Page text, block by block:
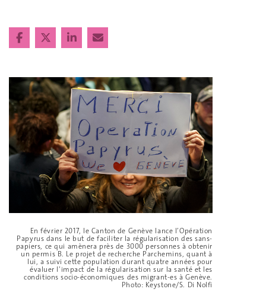
En février 2017, le Canton de Genève lance l’Opération
Papyrus dans le but de faciliter la régularisation des sans-
papiers, ce qui amènera près de 3000 personnes à obtenir
un permis B. Le projet de recherche Parchemins, quant à
lui, a suivi cette population durant quatre années pour
évaluer l’impact de la régularisation sur la santé et les
conditions socio-économiques des migrant-es à Genève.
Photo: Keystone/S. Di Nolfi